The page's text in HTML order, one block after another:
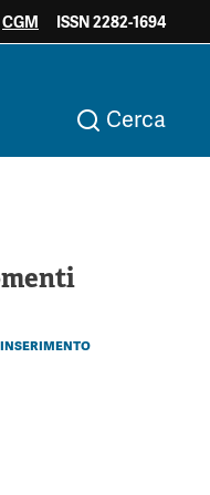
CGM ISSN 2282-1694
Cerca
Valutazione e
dintorni